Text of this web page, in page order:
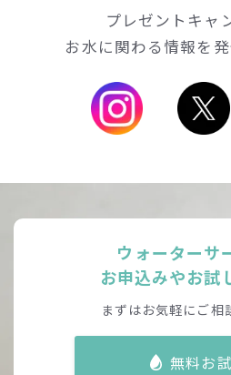
プレゼントキャ
お水に関わる情報を発
ウォーターサ
お申込みやお試
まずはお気軽にご相
無料お